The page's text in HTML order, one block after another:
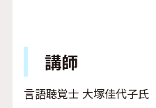
講師
言語聴覚士 大塚佳代子氏